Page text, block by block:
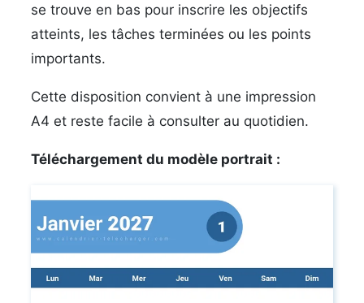
se trouve en bas pour inscrire les objectifs
atteints, les tâches terminées ou les points
importants.
Cette disposition convient à une impression
A4 et reste facile à consulter au quotidien.
Téléchargement du modèle portrait :